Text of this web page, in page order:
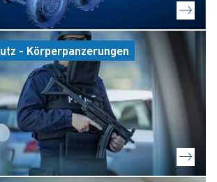
- Körperpanzerungen